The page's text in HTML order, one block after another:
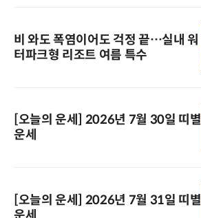
비 와도 폭염이어도 걱정 끝…실내 워
터파크형 리조트 여름 특수
[오늘의 운세] 2026년 7월 30일 띠별
운세
[오늘의 운세] 2026년 7월 31일 띠별